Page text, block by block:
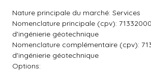
Nature principale du marché: Services
Nomenclature principale (cpv):
d'ingénierie géotechnique
Nomenclature complémentaire (cpv):
d'ingénierie géotechnique
Options: